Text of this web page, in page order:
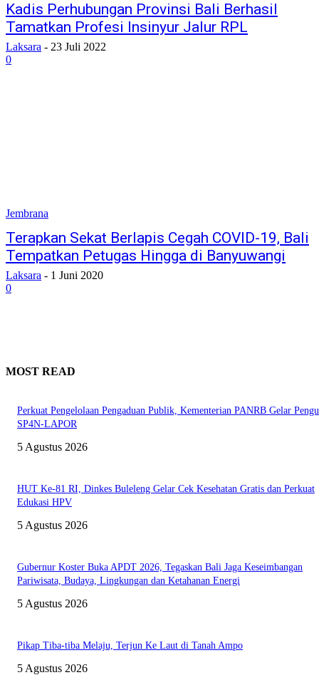
Kadis Perhubungan Provinsi Bali Berhasil
Tamatkan Profesi Insinyur Jalur RPL
Laksara - 23 Juli 2022
0
Jembrana
Terapkan Sekat Berlapis Cegah COVID-19, Bali
Tempatkan Petugas Hingga di Banyuwangi
Laksara - 1 Juni 2020
0
MOST READ
Perkuat Pengelolaan Pengaduan Publik, Kementerian PANRB Gelar
SP4N-LAPOR
5 Agustus 2026
HUT Ke-81 RI, Dinkes Buleleng Gelar Cek Kesehatan Gratis dan Perkuat
Edukasi HPV
5 Agustus 2026
Gubernur Koster Buka APDT 2026, Tegaskan Bali Jaga Keseimbangan
Pariwisata, Budaya, Lingkungan dan Ketahanan Energi
5 Agustus 2026
Pikap Tiba-tiba Melaju, Terjun Ke Laut di Tanah Ampo
5 Agustus 2026